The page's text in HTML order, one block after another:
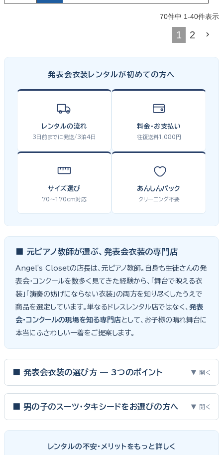
70件中 1-40件表示
1 2
発表会衣装レンタルが初めての方へ
レンタルの流れ
3日前までに発送/3泊4日
料金・お支払い
往復送料1,080円
サイズ選び
70〜170cm対応
あんしんパック
クリーニング不要
■ 元ピアノ教師が選ぶ、発表会衣装の専門店
Angel's Closetの店長は、元ピアノ教師。自身も生徒さんの発
表会・コンクールを数多く見てきた経験から、「舞台で映える衣
装」「演奏の妨げにならない衣装」の両方を知り尽くしたうえで
商品を選定しています。単なるドレスレンタル店ではなく、 発表
会・コンクールの現場を知る専門店として、お子様の晴れ舞台に
本当にふさわしい一着をご提案します。
■ 発表会衣装の選び方 — 3つのポイント ▼ 開く
って特別な一日。元ピアノ教師としての経験から、衣装選びで大切
① サイズは"ジャストフィット"を選ぶ
■ 男の子のスーツ・タキシードをお選びの方へ ▼ 開く
向け、スリーピーススーツやベストスタイルは合唱・アンサンブル向
レンタルの不安・メリットをもっと詳しく